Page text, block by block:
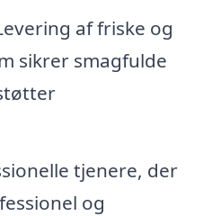
af friske og
sikrer smagfulde
tjenere, der
og